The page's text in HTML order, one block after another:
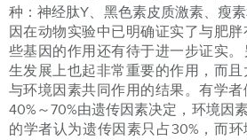
种：神经肽Y、黑色素皮质激素、瘦
因在动物实验中已明确证实了与肥
些基因的作用还有待于进一步证实
生发展上也起非常重要的作用，而
与环境因素共同作用的结果。有学
40%～70%由遗传因素决定，环境因
的学者认为遗传因素只占30%，而环